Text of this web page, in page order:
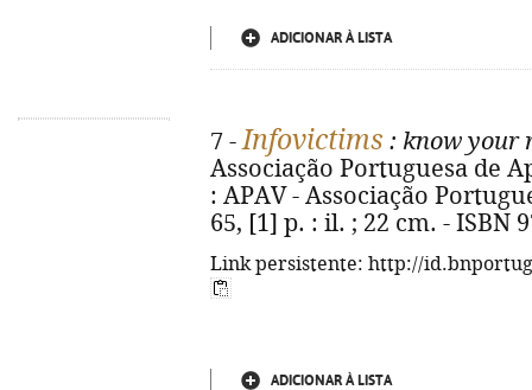
ADICIONAR À LISTA
7 -Infovictims : know your
Associação Portuguesa de
: APAV - Associação
65, [1] p. : il. ; 22 cm. - ISBN
Link persistente: http://
ADICIONAR À LISTA